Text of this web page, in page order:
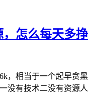
怎么每天多挣
，相当于一个起早贪黑
没有技术二没有资源人